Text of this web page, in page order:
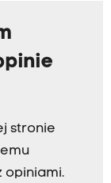
stronie
opiniami.